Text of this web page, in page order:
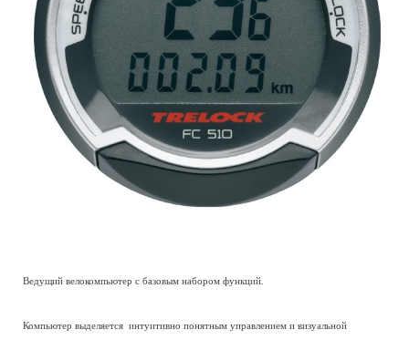
Ведущий велокомпьютер с базовым набором функций.
Компьютер выделяется интуитивно понятным управлением и визуальной